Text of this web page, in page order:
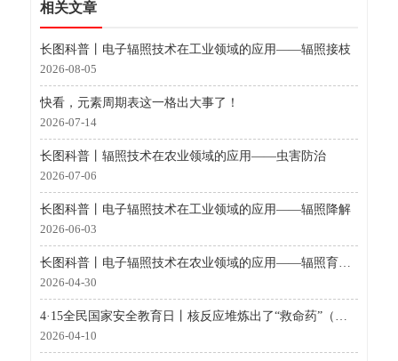
相关文章
长图科普丨电子辐照技术在工业领域的应用——辐照接枝
2026-08-05
快看，元素周期表这一格出大事了！
2026-07-14
长图科普丨辐照技术在农业领域的应用——虫害防治
2026-07-06
长图科普丨电子辐照技术在工业领域的应用——辐照降解
2026-06-03
2026-04-30
2026-04-10